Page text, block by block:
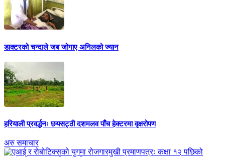
डाक्टरको चन्दाले जब जोगाए अनिलको ज्यान
हरियाली प्रवर्द्धनः छयसट्ठी दशमलव पाँच हेक्टरमा वृक्षरोपण
अरु समाचार